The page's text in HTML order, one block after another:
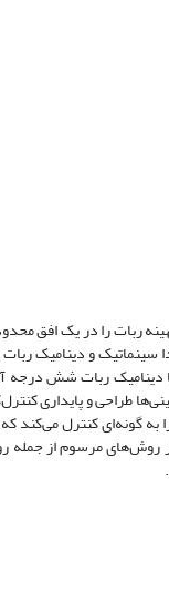
ربات را در یک افق
و دینامیک ربات
دینامیک ربات شش درجه
طراحی و پایداری
به گونه‌ای کنترل می‌کند
روش‌های مرسوم از جمله